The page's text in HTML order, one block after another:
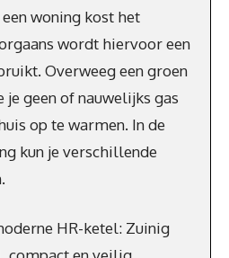
woning kost het
wordt hiervoor een
Overweeg een groen
geen of nauwelijks gas
op te warmen. In de
kun je verschillende
HR-ketel: Zuinig